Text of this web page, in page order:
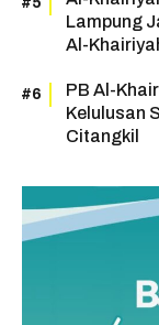
Lampung
Al-
PB Al-
Kelulusan
Citangkil